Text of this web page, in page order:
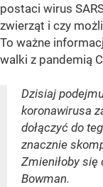
postaci wirus
zwierząt i czy
To ważne
walki z pandemią
Dzisiaj
koronawirusa
dołączyć do
znacznie
Zmieniłoby się
Bowman.